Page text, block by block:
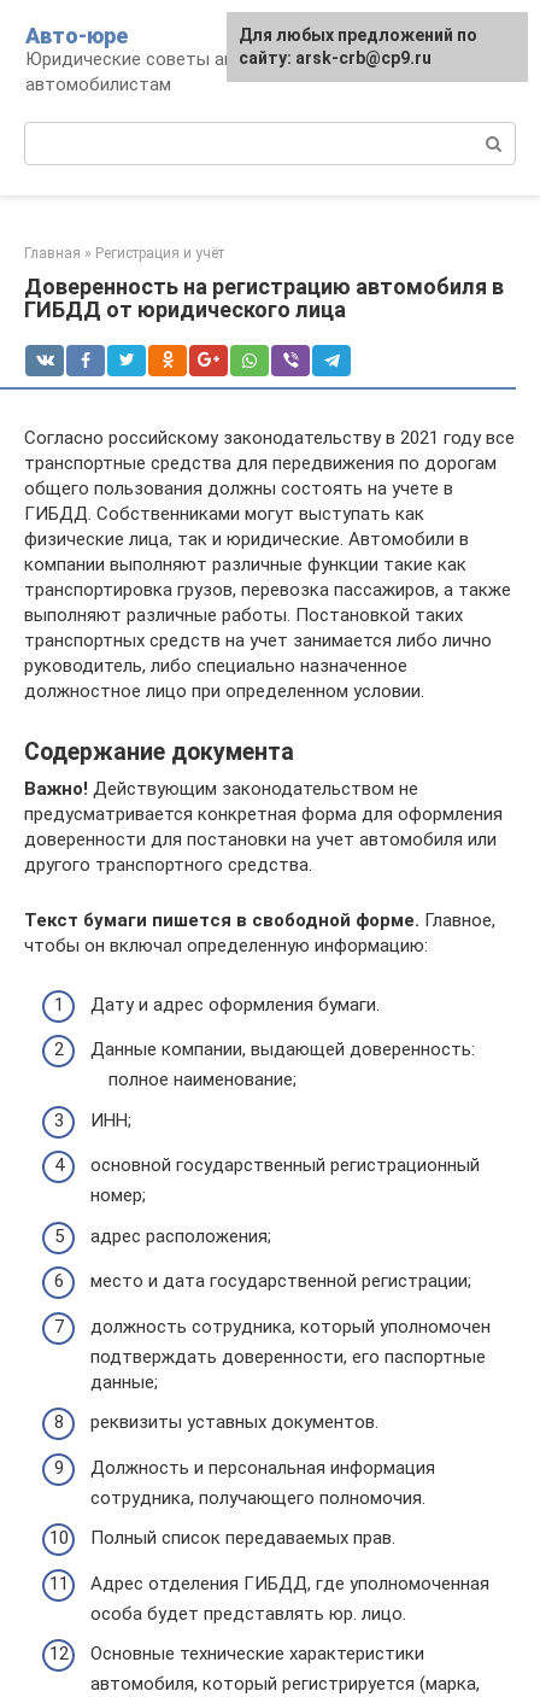
контенту
Авто-юре
Юридические советы автовладельцам и
автомобилистам
Главная » Регистрация и учёт
Доверенность на регистрацию автомобиля в
ГИБДД от юридического лица
Согласно российскому законодательству в 2021 году все
транспортные средства для передвижения по дорогам
общего пользования должны состоять на учете в
ГИБДД. Собственниками могут выступать как
физические лица, так и юридические. Автомобили в
компании выполняют различные функции такие как
транспортировка грузов, перевозка пассажиров, а также
выполняют различные работы. Постановкой таких
транспортных средств на учет занимается либо лично
руководитель, либо специально назначенное
должностное лицо при определенном условии.
Содержание документа
Важно! Действующим законодательством не
предусматривается конкретная форма для оформления
доверенности для постановки на учет автомобиля или
другого транспортного средства.
Текст бумаги пишется в свободной форме. Главное,
чтобы он включал определенную информацию:
Дату и адрес оформления бумаги.
Данные компании, выдающей доверенность:
полное наименование;
ИНН;
основной государственный регистрационный
номер;
адрес расположения;
место и дата государственной регистрации;
должность сотрудника, который уполномочен
подтверждать доверенности, его паспортные
данные;
реквизиты уставных документов.
Должность и персональная информация
сотрудника, получающего полномочия.
Полный список передаваемых прав.
Адрес отделения ГИБДД, где уполномоченная
особа будет представлять юр. лицо.
Основные технические характеристики
автомобиля, который регистрируется (марка,
Для любых предложений по
сайту: arsk-crb@cp9.ru